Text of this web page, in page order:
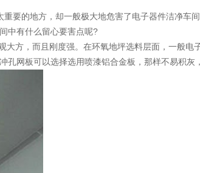
要的地方，却一般极大地危害了电子器件洁净车
中有什么留心要害点呢?
方，而且刚度强。在环氧地坪选料层面，一般电
网板可以选择选用喷漆铝合金板，那样不易积灰